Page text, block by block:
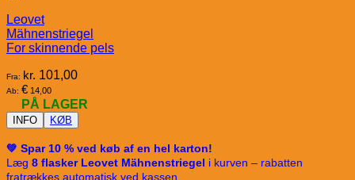
Leovet
Mähnenstriegel
For skinnende pels
Fra: kr. 101,00
Ab: € 14,00
PÅ LAGER
INFO KØB
💚 Spar 10 % ved køb af en hel karton!
Læg 8 flasker Leovet Mähnenstriegel i kurven – rabatten
fratrækkes automatisk ved kassen.